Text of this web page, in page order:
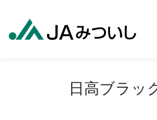
日高ブラッ